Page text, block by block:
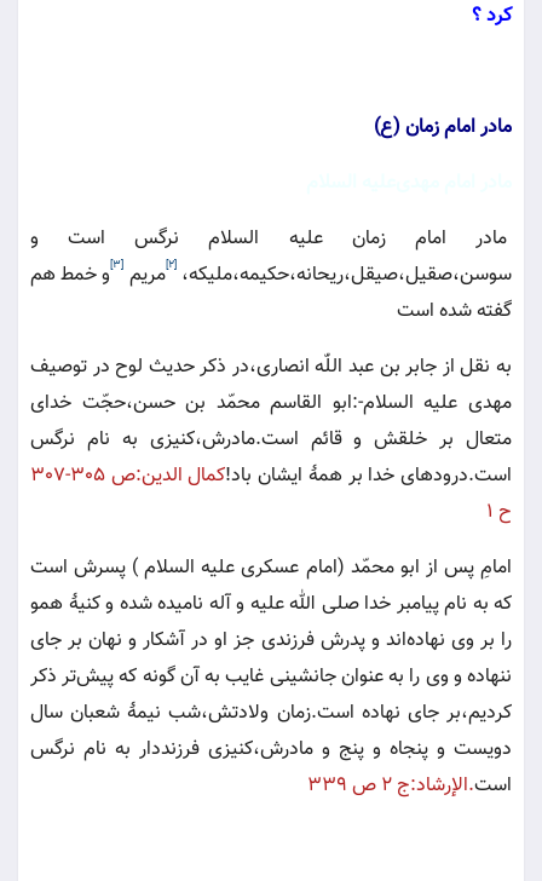
کرد ؟
مادر امام زمان (ع)
مادر امام زمان عليه السلام نرگس است و
سوسن،صقيل،صيقل،ريحانه،حكيمه،مليكه،[2]مريم [3]و خمط‍‌ هم
گفته شده است
به نقل از جابر بن عبد اللّٰه انصارى،در ذكر حديث لوح در توصيف
مهدى عليه السلام-:ابو القاسم محمّد بن حسن،حجّت خداى
متعال بر خلقش و قائم است.مادرش،كنيزى به نام نرگس
است.درودهاى خدا بر همۀ ايشان باد!
كمال الدين:ص ٣٠٥-٣٠٧
ح ١
امامِ‌ پس از ابو محمّد (امام عسكرى عليه السلام ) پسرش است
كه به نام پيامبر خدا صلى الله عليه و آله ناميده شده و كنيۀ همو
را بر وى نهاده‌اند و پدرش فرزندى جز او در آشكار و نهان بر جاى
ننهاده و وى را به عنوان جانشينى غايب به آن گونه كه پيش‌تر ذكر
كرديم،بر جاى نهاده است.زمان ولادتش،شب نيمۀ شعبان سال
دويست و پنجاه و پنج و مادرش،كنيزى فرزنددار به نام نرگس
است.الإرشاد:ج ٢ ص ٣٣٩